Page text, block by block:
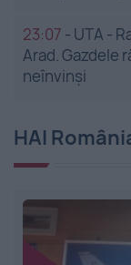
23:07 - UTA -
Arad. Gazdele
neînvinși
HAI